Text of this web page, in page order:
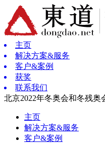
主页
解决方案&服务
客户&案例
获奖
联系我们
北京2022年冬奥会和冬残
主页
解决方案&服务
客户&案例